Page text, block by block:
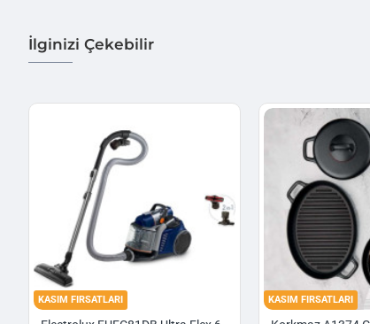
İlginizi Çekebilir
KASIM FIRSATLARI KASIM FIRSATLARI